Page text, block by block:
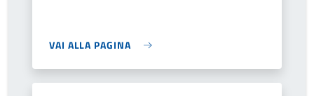
VAI ALLA PAGINA